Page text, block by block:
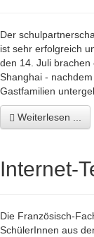
Der
ist sehr erfolgreich
den 14. Juli brachen
Shanghai -
Gastfamilien
Weiterlesen ...
Internet-
Die Französisch-
SchülerInnen aus